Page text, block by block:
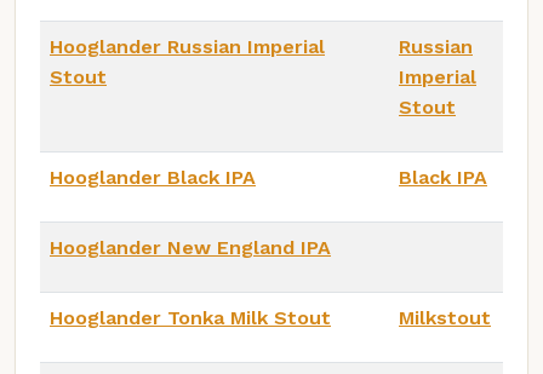
Hooglander Russian Imperial
Stout
Russian
Imperial
Stout
Hooglander Black IPA Black IPA
Hooglander New England IPA
Hooglander Tonka Milk Stout Milkstout